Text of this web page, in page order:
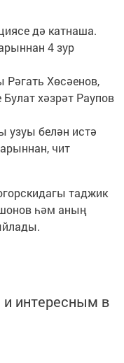
дә катнаша.
4 зур
Хөсәенов,
хәзрәт Раупов
белән истә
чит
таджик
һәм аның
интересным в